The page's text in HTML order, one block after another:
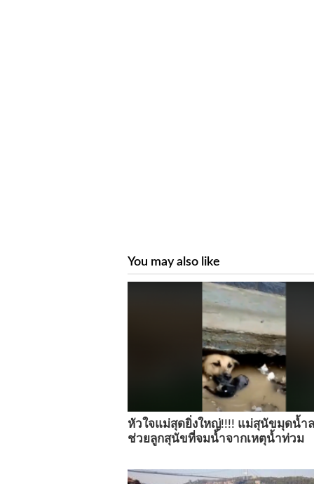
You may also like
หัวใจแม่สุดยิ่งใหญ่!!!! แม่สุนัขมุดน้ำ
ช่วยลูกสุนัขที่จมน้ำจากเหตุน้ำท่วม